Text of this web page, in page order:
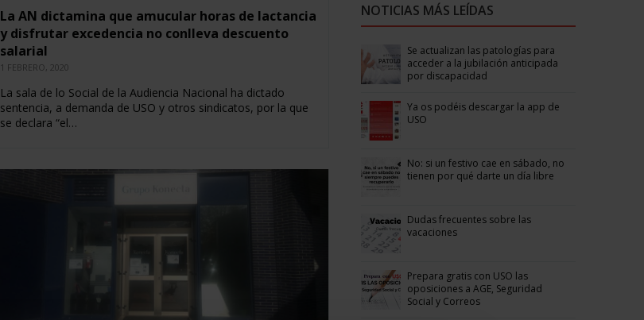
La AN dictamina que amucular horas de lactancia
y disfrutar excedencia no conlleva descuento
salarial
1 FEBRERO, 2020
La sala de lo Social de la Audiencia Nacional ha dictado
sentencia, a demanda de USO y otros sindicatos, por la que
se declara “el…
NOTICIAS MÁS LEÍDAS
Se actualizan las patologías para
acceder a la jubilación anticipada
por discapacidad
Ya os podéis descargar la app de
USO
No: si un festivo cae en sábado, no
tienen por qué darte un día libre
Dudas frecuentes sobre las
vacaciones
Prepara gratis con USO las
oposiciones a AGE, Seguridad
Social y Correos